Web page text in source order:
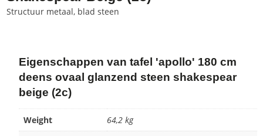
Structuur metaal, blad steen
Eigenschappen van tafel 'apollo' 180 cm
deens ovaal glanzend steen shakespear
beige (2c)
Weight
64,2 kg